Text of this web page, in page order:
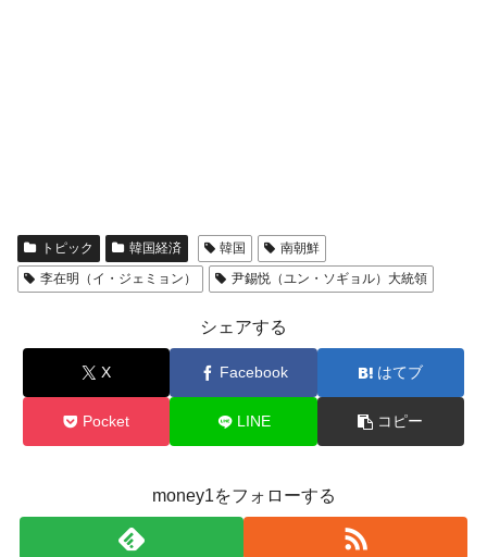
トピック 韓国経済 韓国
南朝鮮
李在明（イ・ジェミョン）
尹錫悦（ユン・ソギョル）大統領
シェアする
X Facebook はてブ
Pocket LINE コピー
money1をフォローする